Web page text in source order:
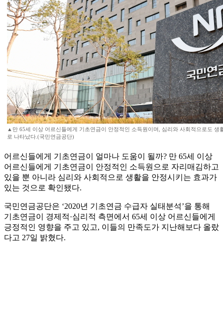
▲만 65세 이상 어르신들에게 기초연금이 안정적인 소득원이며, 심리와 사회적으로도 생
로 나타났다.(국민연금공단)
어르신들에게 기초연금이 얼마나 도움이 될까? 만 65세 이상
어르신들에게 기초연금이 안정적인 소득원으로 자리매김하고
있을 뿐 아니라 심리와 사회적으로 생활을 안정시키는 효과가
있는 것으로 확인됐다.
국민연금공단은 ‘2020년 기초연금 수급자 실태분석’을 통해
기초연금이 경제적·심리적 측면에서 65세 이상 어르신들에게
긍정적인 영향을 주고 있고, 이들의 만족도가 지난해보다 올랐
다고 27일 밝혔다.